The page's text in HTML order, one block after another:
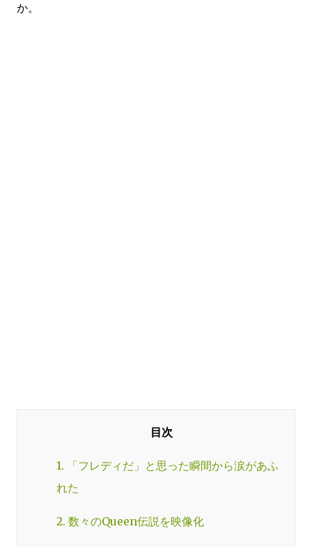
か。
1. 「フレディだ」と思った瞬間から涙があふ
れた
2. 数々のQueen伝説を映像化